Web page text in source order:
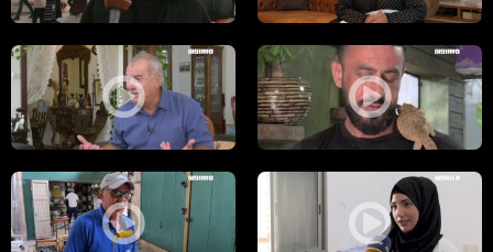
مراسلون مساواة : كامل منصور وشغف تربية الحيوانات النادرة والطيور
لقاء خاص مع محمد بركة رئيس
مراسلون مساواة : جمعية العطاء والإحسان تقدم مبادرات مجتمعية
مراسلون مساواة : مبادرة "فزّة "